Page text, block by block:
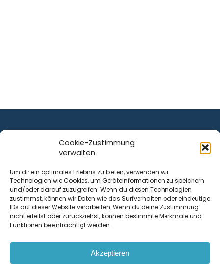
Cookie-Zustimmung
verwalten
Um dir ein optimales Erlebnis zu bieten, verwenden wir
Technologien wie Cookies, um Geräteinformationen zu speichern
und/oder darauf zuzugreifen. Wenn du diesen Technologien
zustimmst, können wir Daten wie das Surfverhalten oder eindeutige
IDs auf dieser Website verarbeiten. Wenn du deine Zustimmung
nicht erteilst oder zurückziehst, können bestimmte Merkmale und
Funktionen beeinträchtigt werden.
Akzeptieren
ist ein Service von
Krenn Real GmbH
Tischlerstraße 12
4050Traun| Österreich
Kontakt